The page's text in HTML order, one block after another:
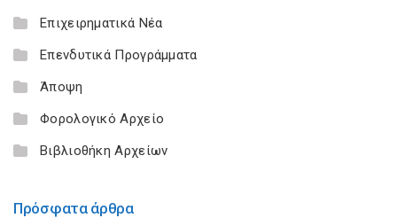
Επιχειρηματικά Νέα
Επενδυτικά Προγράμματα
Άποψη
Φορολογικό Αρχείο
Βιβλιοθήκη Αρχείων
Πρόσφατα άρθρα